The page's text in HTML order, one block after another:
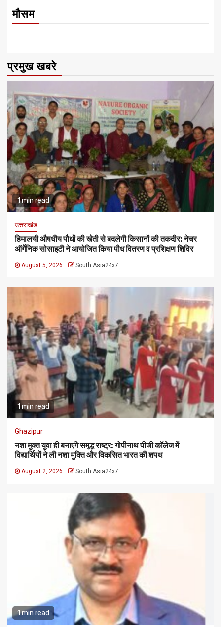
मौसम
प्रमुख खबरे
1 min read
उत्तराखंड
हिमालयी औषधीय पौधों की खेती से बदलेगी किसानों की तकदीर: नेचर
ऑर्गेनिक सोसाइटी ने आयोजित किया पौध वितरण व प्रशिक्षण शिविर
August 5, 2026 South Asia24x7
1 min read
Ghazipur
नशा मुक्त युवा ही बनाएंगे समृद्ध राष्ट्र: गोपीनाथ पीजी कॉलेज में
विद्यार्थियों ने ली नशा मुक्ति और विकसित भारत की शपथ
August 2, 2026 South Asia24x7
1 min read